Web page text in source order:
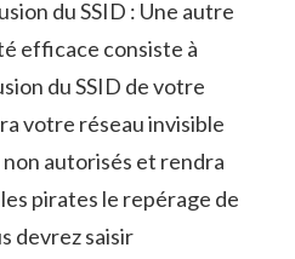
du SSID ‍: Une autre
⁤efficace consiste à
du‍ SSID de votre
votre réseau invisible
autorisés et rendra
pirates le repérage de
devrez saisir